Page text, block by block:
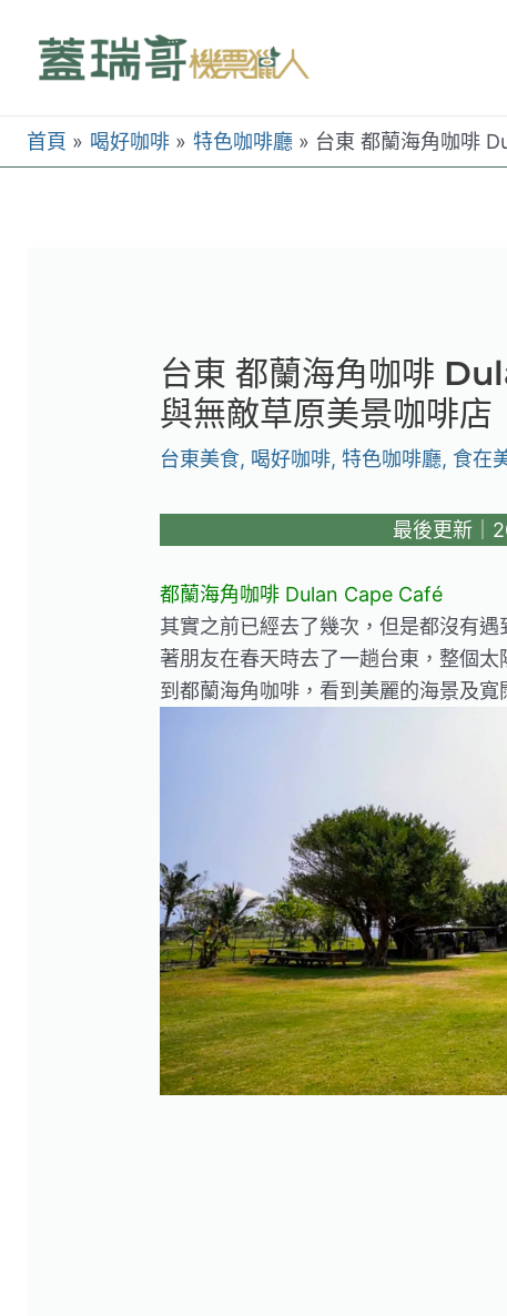
首頁 喝好咖啡 特色咖啡廳 台東 都蘭海角咖啡
台東 都蘭海角咖啡
與無敵草原美景咖啡店
台東美食, 喝好咖啡,特色咖啡廳, 食在
最後更新｜
都蘭海角咖啡 Dulan Cape Café
其實之前已經去了幾次，但是都沒有
著朋友在春天時去了一趟台東，整個
到都蘭海角咖啡，看到美麗的海景及